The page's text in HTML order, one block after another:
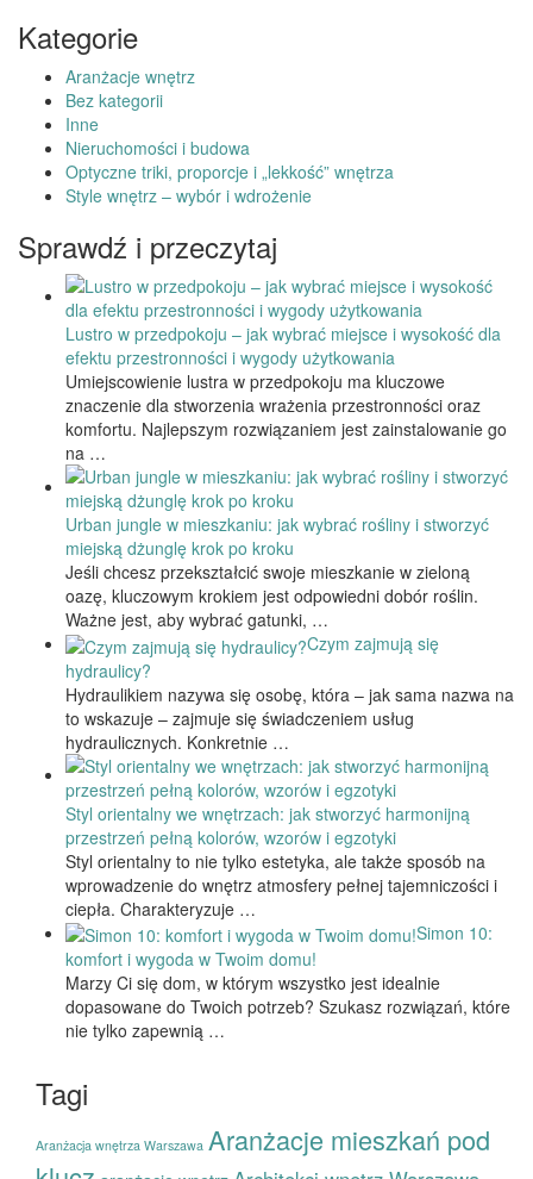
Kategorie
Aranżacje wnętrz
Bez kategorii
Inne
Nieruchomości i budowa
Optyczne triki, proporcje i „lekkość” wnętrza
Style wnętrz – wybór i wdrożenie
Sprawdź i przeczytaj
Lustro w przedpokoju – jak wybrać miejsce i wysokość dla
efektu przestronności i wygody użytkowania
Umiejscowienie lustra w przedpokoju ma kluczowe
znaczenie dla stworzenia wrażenia przestronności oraz
komfortu. Najlepszym rozwiązaniem jest zainstalowanie go
na …
Urban jungle w mieszkaniu: jak wybrać rośliny i stworzyć
miejską dżunglę krok po kroku
Jeśli chcesz przekształcić swoje mieszkanie w zieloną
oazę, kluczowym krokiem jest odpowiedni dobór roślin.
Ważne jest, aby wybrać gatunki, …
Czym zajmują się
hydraulicy?
Hydraulikiem nazywa się osobę, która – jak sama nazwa na
to wskazuje – zajmuje się świadczeniem usług
hydraulicznych. Konkretnie …
Styl orientalny we wnętrzach: jak stworzyć harmonijną
przestrzeń pełną kolorów, wzorów i egzotyki
Styl orientalny to nie tylko estetyka, ale także sposób na
wprowadzenie do wnętrz atmosfery pełnej tajemniczości i
ciepła. Charakteryzuje …
Simon 10:
komfort i wygoda w Twoim domu!
Marzy Ci się dom, w którym wszystko jest idealnie
dopasowane do Twoich potrzeb? Szukasz rozwiązań, które
nie tylko zapewnią …
Tagi
Aranżacja wnętrza Warszawa Aranżacje mieszkań pod